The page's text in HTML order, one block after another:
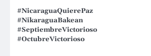
#NicaraguaQuierePaz
#NikaraguaBakean
#SeptiembreVictorioso
#OctubreVictorioso